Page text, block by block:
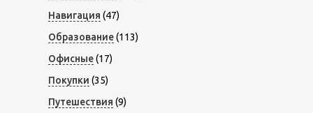
Навигация (47)
Образование(113)
Офисные(17)
Покупки (35)
Путешествия (9)